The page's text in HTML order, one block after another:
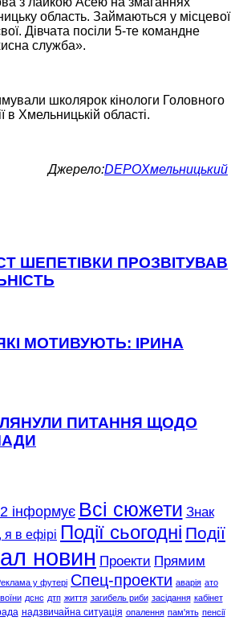
область. Займаються у місцевої
Дівчата посіли 5-те командне
служба».
школярок кінологи Головного
в Хмельницькій області.
Джерело:DEPOХмельницький
ШЕПЕТІВКИ ПРОЗВІТУВАВ
МОТИВУЮТЬ: ІРИНА
ПИТАННЯ ЩОДО
інформує Всі сюжети Знак
в ефірі Події сьогодні Події
новин Проекти Прямим
у футері Спец-проекти аварія ато
воїни дснс дтп життя загибель риби засідання кабінет
надзвичайна ситуація опалення пам'ять пенсії